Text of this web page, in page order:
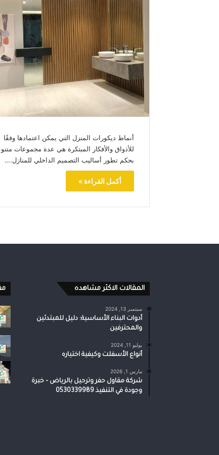
أنماط ديكورات المنزل التي يمكن اعتمادها وفقًا
للأذواق والأفكار المبتكرة هي عدة مجموعات
بحكم تطور أساليب التصميم الداخلي للمنازل.…
أكمل القراءة »
المقالات الاكثر مشاهده
سبتمبر 13, 2024
أدوات البناء الأساسية: دليل للمبتدئين
والمحترفين
يوليو 11, 2024
أنواع الأسفلت وكيفية اختياره
مارس 1, 2026
شركة مقاول حفر وترحيل بالرياض – خبرة
وجودة في التنفيذ 0530339989